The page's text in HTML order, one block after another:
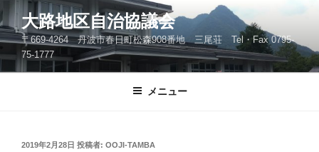
ン
テ
ン
ツ
大路地区自治協議会
〒669-4264 丹波市春日町松森908番地 三尾荘 Tel・Fax 0795-
75-1777
メニュー
投
2019年2月28日 投稿者: OOJI-TAMBA